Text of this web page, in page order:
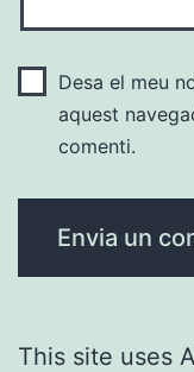
Desa el meu
aquest
comenti.
This site uses